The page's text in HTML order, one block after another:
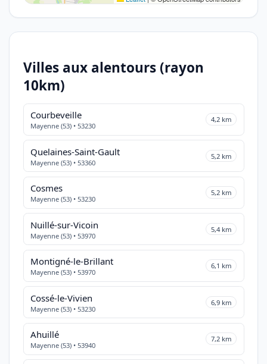
Villes aux alentours (rayon
10km)
Courbeveille
Mayenne (53) • 53230
4,2 km
Quelaines-Saint-Gault
Mayenne (53) • 53360
5,2 km
Cosmes
Mayenne (53) • 53230
5,2 km
Nuillé-sur-Vicoin
Mayenne (53) • 53970
5,4 km
Montigné-le-Brillant
Mayenne (53) • 53970
6,1 km
Cossé-le-Vivien
Mayenne (53) • 53230
6,9 km
Ahuillé
Mayenne (53) • 53940
7,2 km